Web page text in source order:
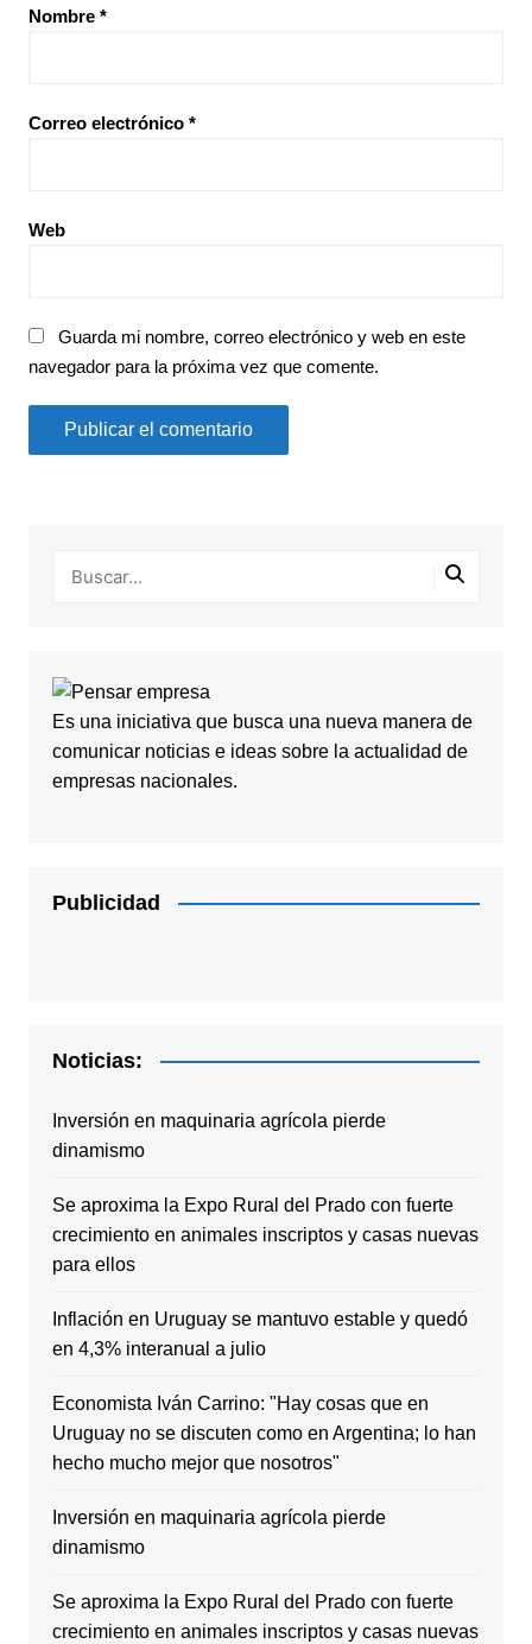
Nombre *
Correo electrónico *
Web
Guarda mi nombre, correo electrónico y web en este
navegador para la próxima vez que comente.
Es una iniciativa que busca una nueva manera de
comunicar noticias e ideas sobre la actualidad de
empresas nacionales.
Publicidad
Noticias:
Inversión en maquinaria agrícola pierde
dinamismo
Se aproxima la Expo Rural del Prado con fuerte
crecimiento en animales inscriptos y casas nuevas
para ellos
Inflación en Uruguay se mantuvo estable y quedó
en 4,3% interanual a julio
Economista Iván Carrino: "Hay cosas que en
Uruguay no se discuten como en Argentina; lo han
hecho mucho mejor que nosotros"
Inversión en maquinaria agrícola pierde
dinamismo
Se aproxima la Expo Rural del Prado con fuerte
crecimiento en animales inscriptos y casas nuevas